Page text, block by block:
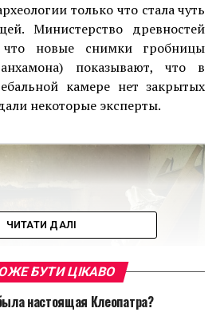
только что стала чуть
Министерство древностей
что новые снимки гробницы
показывают, что в
камере нет закрытых
некоторые эксперты.
ЧИТАТИ ДАЛІ
БУТИ ЦІКАВО
настоящая Клеопатра?